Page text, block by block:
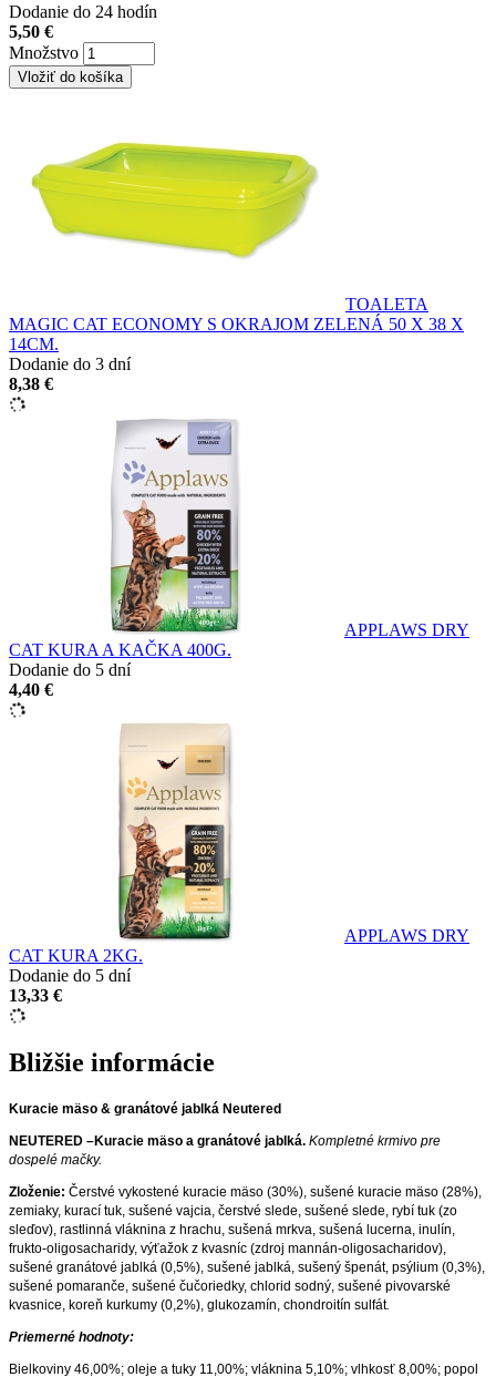
Dodanie do 24 hodín
5,50 €
Množstvo
TOALETA
MAGIC CAT ECONOMY S OKRAJOM ZELENÁ 50 X 38 X
14CM.
Dodanie do 3 dní
8,38 €
APPLAWS DRY
CAT KURA A KAČKA 400G.
Dodanie do 5 dní
4,40 €
APPLAWS DRY
CAT KURA 2KG.
Dodanie do 5 dní
13,33 €
Bližšie informácie
Kuracie mäso & granátové jablká Neutered
NEUTERED –Kuracie mäso a granátové jablká. Kompletné krmivo pre
dospelé mačky.
Zloženie: Čerstvé vykostené kuracie mäso (30%), sušené kuracie mäso (28%),
zemiaky, kurací tuk, sušené vajcia, čerstvé slede, sušené slede, rybí tuk (zo
sleďov), rastlinná vláknina z hrachu, sušená mrkva, sušená lucerna, inulín,
frukto-oligosacharidy, výťažok z kvasníc (zdroj mannán-oligosacharidov),
sušené granátové jablká (0,5%), sušené jablká, sušený špenát, psýlium (0,3%),
sušené pomaranče, sušené čučoriedky, chlorid sodný, sušené pivovarské
kvasnice, koreň kurkumy (0,2%), glukozamín, chondroitín sulfát.
Priemerné hodnoty:
Bielkoviny 46,00%; oleje a tuky 11,00%; vláknina 5,10%; vlhkosť 8,00%; popol